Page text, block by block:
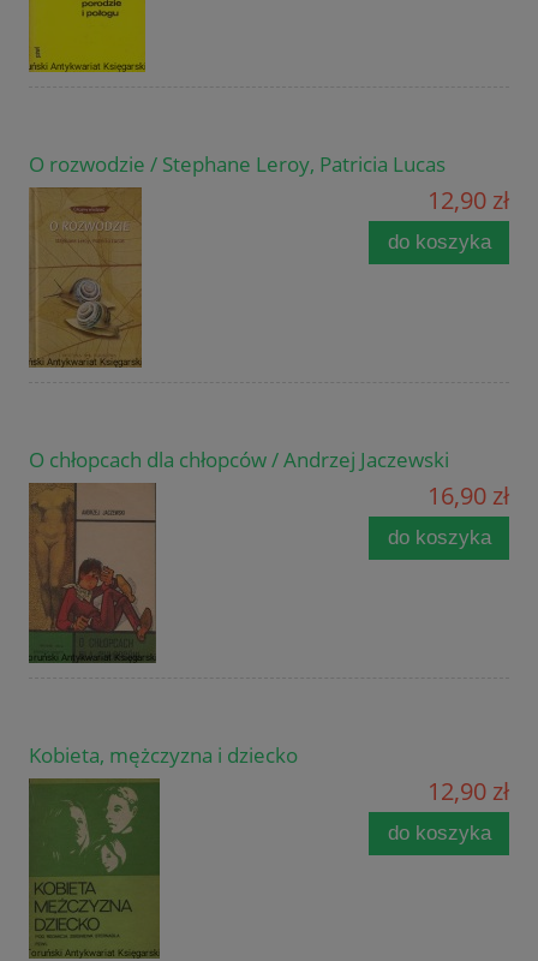
O rozwodzie / Stephane Leroy, Patricia Lucas
12,90 zł
do koszyka
O chłopcach dla chłopców / Andrzej Jaczewski
16,90 zł
do koszyka
Kobieta, mężczyzna i dziecko
12,90 zł
do koszyka